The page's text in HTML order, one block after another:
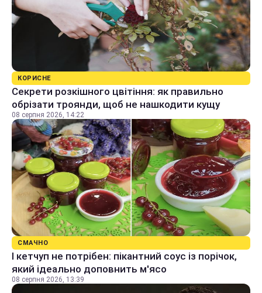
КОРИСНЕ
Секрети розкішного цвітіння: як правильно
обрізати троянди, щоб не нашкодити кущу
08 серпня 2026, 14:22
СМАЧНО
І кетчуп не потрібен: пікантний соус із порічок,
який ідеально доповнить м'ясо
08 серпня 2026, 13:39